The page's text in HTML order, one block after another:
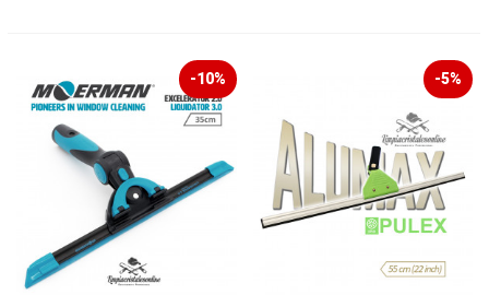
-10% -5%